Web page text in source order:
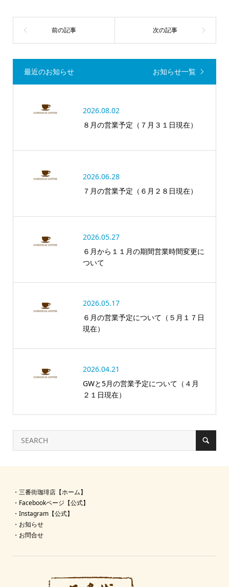
最近のお知らせ お知らせ一覧
2026.08.02
８月の営業予定（７月３１日現在）
2026.06.28
７月の営業予定（６月２８日現在）
2026.05.27
６月から１１月の期間営業時間変更に
ついて
2026.05.17
６月の営業予定について（５月１７日
現在）
2026.04.21
GWと5月の営業予定について（４月
２１日現在）
・ 三番街珈琲店【ホーム】
・ Facebookページ【公式】
・ Instagram【公式】
・ お知らせ
・ お問合せ